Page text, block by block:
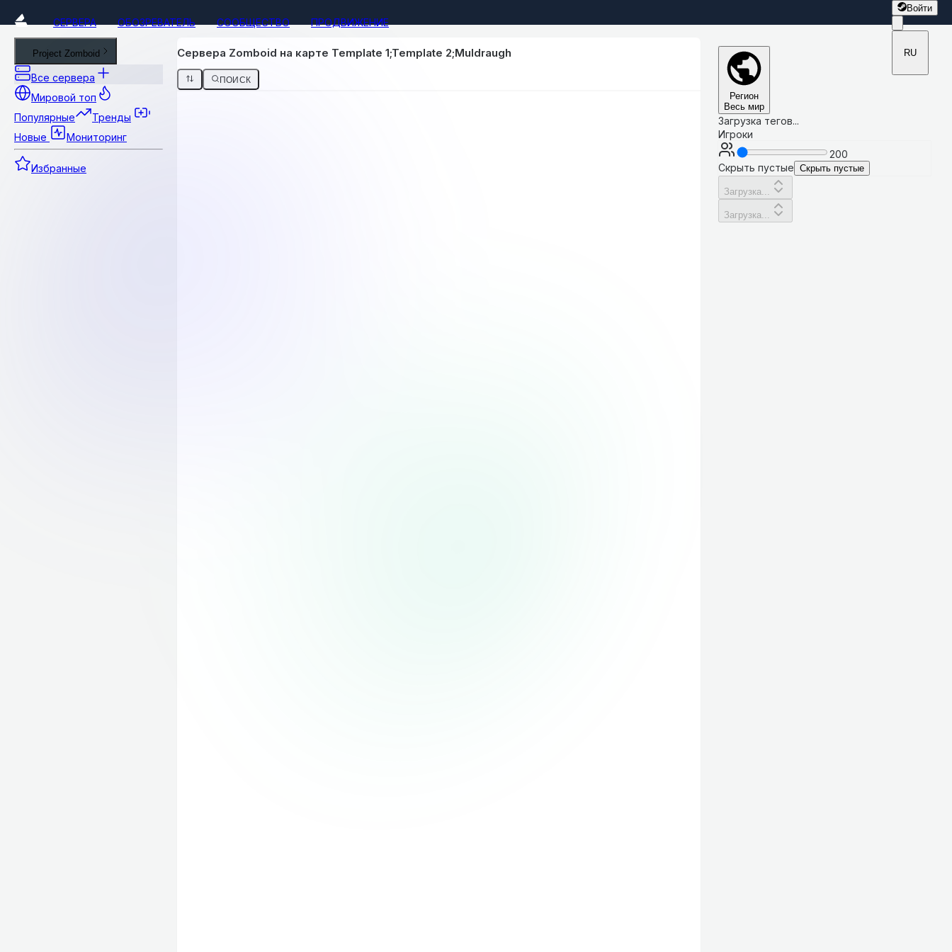
СЕРВЕРА ОБОЗРЕВАТЕЛЬ СООБЩЕСТВО ПРОДВИЖЕНИЕ
Войти
RU
Project Zomboid
Все сервера
Мировой топ
Популярные
Тренды
Новые
Мониторинг
Избранные
Сервера Zomboid на карте Template 1;Template 2;Muldraugh
ПОИСК
Регион
Весь мир
Загрузка тегов...
Игроки
200
Скрыть пустые Скрыть пустые
Загрузка...
Загрузка...